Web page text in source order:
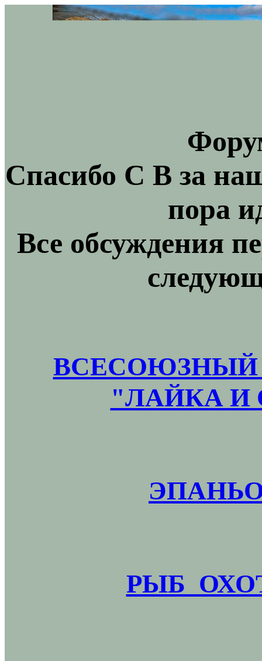
Спасибо С В за
пора
Все обсуждения
ВСЕСОЮЗНЫЙ
"ЛАЙКА И